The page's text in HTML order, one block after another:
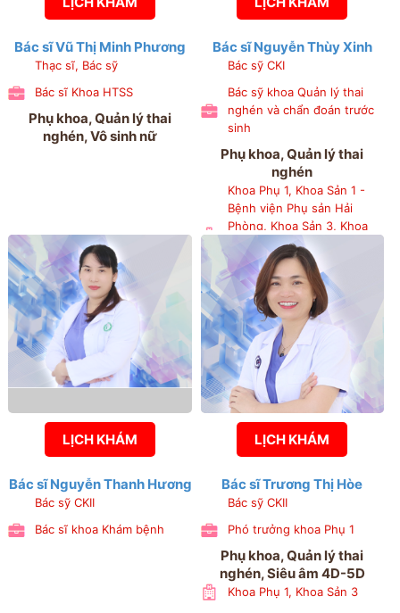
Bác sĩ Vũ Thị Minh Phương
Thạc sĩ, Bác sỹ
Bác sĩ Khoa HTSS
Phụ khoa, Quản lý thai
nghén, Vô sinh nữ
Bác sĩ Nguyễn Thùy Xinh
Bác sỹ CKI
Bác sỹ khoa Quản lý thai
nghén và chẩn đoán trước
sinh
Phụ khoa, Quản lý thai
nghén
Khoa Phụ 1, Khoa Sản 1 -
Bệnh viện Phụ sản Hải
Phòng, Khoa Sản 3, Khoa
Sơ sinh, Phòng Chỉ đạo
tuyến và nghiên cứu khoa
học
LỊCH KHÁM
Bác sĩ Nguyễn Thanh Hương
Bác sỹ CKII
Bác sĩ khoa Khám bệnh
LỊCH KHÁM
Bác sĩ Trương Thị Hòe
Bác sỹ CKII
Phó trưởng khoa Phụ 1
Phụ khoa, Quản lý thai
nghén, Siêu âm 4D-5D
Khoa Phụ 1, Khoa Sản 3